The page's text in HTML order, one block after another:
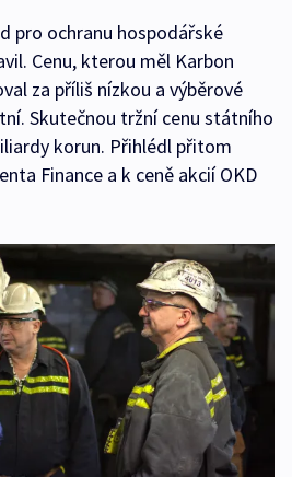
pro ochranu hospodářské
Cenu, kterou měl Karbon
za příliš nízkou a výběrové
Skutečnou tržní cenu státního
korun. Přihlédl přitom
Finance a k ceně akcií OKD